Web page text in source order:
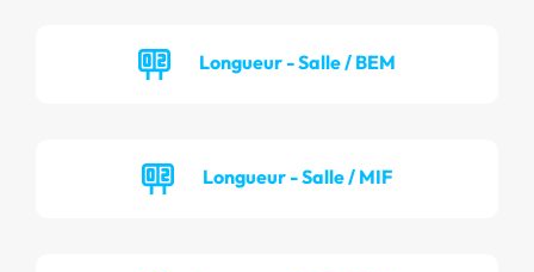
Longueur - Salle / BEM
Longueur - Salle / MIF